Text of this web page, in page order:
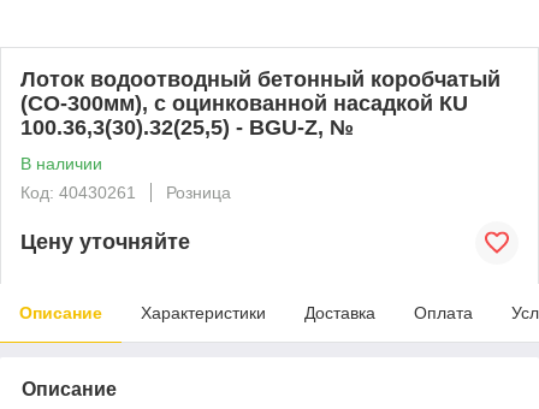
Лоток водоотводный бетонный коробчатый
(СО-300мм), с оцинкованной насадкой КU
100.36,3(30).32(25,5) - BGU-Z, №
В наличии
Код: 40430261
Розница
Цену уточняйте
Описание Характеристики Доставка Оплата
Описание